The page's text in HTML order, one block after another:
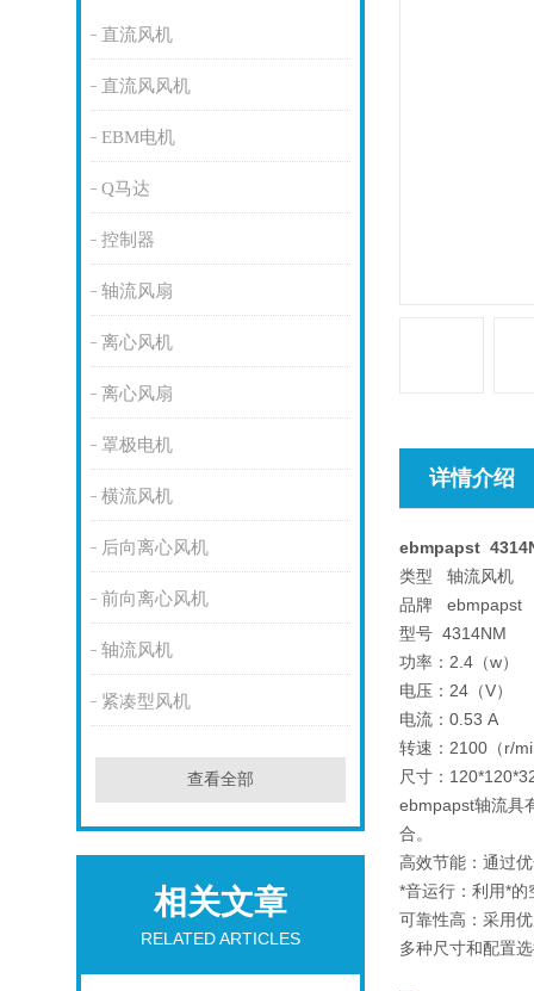
直流风机
直流风风机
EBM电机
Q马达
控制器
轴流风扇
离心风机
离心风扇
罩极电机
横流风机
后向离心风机
前向离心风机
轴流风机
紧凑型风机
查看全部
相关文章
RELATED ARTICLES
详情介绍
ebmpapst
类型 轴流风机
品牌 ebmpapst
型号 4314NM
功率：2.4（w）
电压：24（V）
电流：0.53 A
转速：2100（r/
尺寸：
ebmpapst轴流具
合。
高效节能：通过
*音运行：利用*
可靠性高：采用
多种尺寸和配置